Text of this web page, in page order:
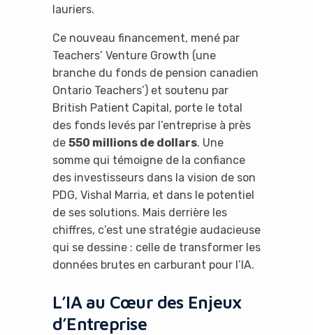
lauriers.
Ce nouveau financement, mené par
Teachers’ Venture Growth (une
branche du fonds de pension canadien
Ontario Teachers’) et soutenu par
British Patient Capital, porte le total
des fonds levés par l’entreprise à près
de 550 millions de dollars. Une
somme qui témoigne de la confiance
des investisseurs dans la vision de son
PDG, Vishal Marria, et dans le potentiel
de ses solutions. Mais derrière les
chiffres, c’est une stratégie audacieuse
qui se dessine : celle de transformer les
données brutes en carburant pour l’IA.
L’IA au Cœur des Enjeux
d’Entreprise